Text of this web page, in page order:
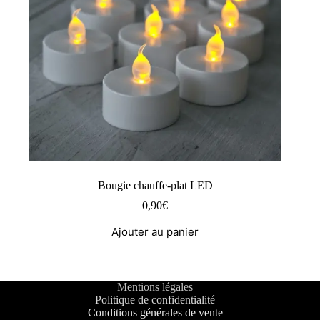
Bougie chauffe-plat LED
0,90€
Ajouter au panier
Mentions légales
Politique de confidentialité
Conditions générales de vente